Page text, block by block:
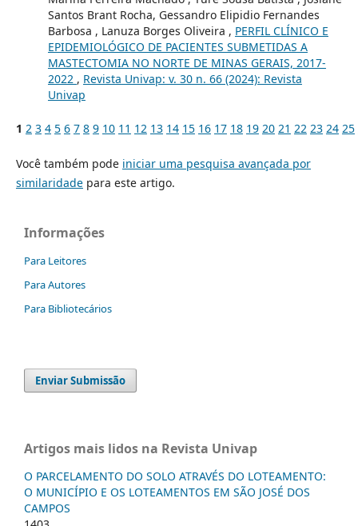
Santos Brant Rocha, Gessandro Elipidio Fernandes
Barbosa , Lanuza Borges Oliveira , PERFIL CLÍNICO E
EPIDEMIOLÓGICO DE PACIENTES SUBMETIDAS A
MASTECTOMIA NO NORTE DE MINAS GERAIS, 2017-
2022 , Revista Univap: v. 30 n. 66 (2024): Revista
Univap
1 2 3 4 5 6 7 8 9 10 11 12 13 14 15 16 17 18 19 20 21 22 23 24 25
Você também pode iniciar uma pesquisa avançada por
similaridadepara este artigo.
Informações
Para Leitores
Para Autores
Para Bibliotecários
Enviar Submissão
Artigos mais lidos na Revista Univap
O PARCELAMENTO DO SOLO ATRAVÉS DO LOTEAMENTO:
O MUNICÍPIO E OS LOTEAMENTOS EM SÃO JOSÉ DOS
CAMPOS